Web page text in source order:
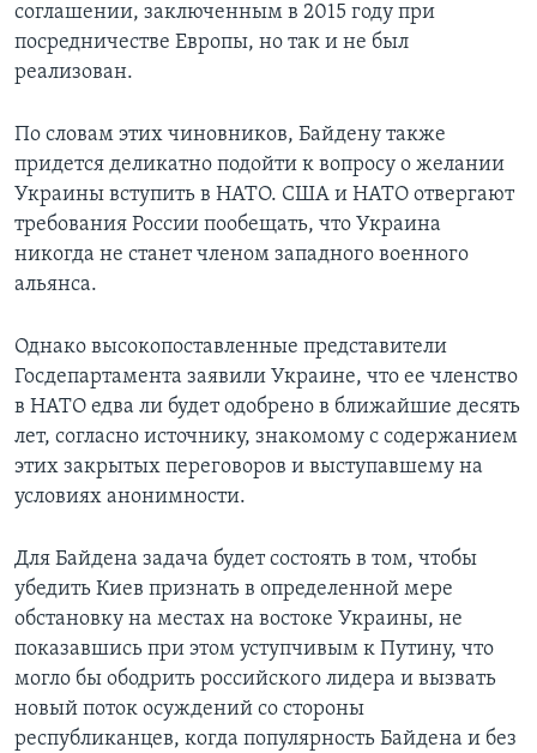
соглашении, заключенным в 2015 году при
посредничестве Европы, но так и не был
реализован.
По словам этих чиновников, Байдену также
придется деликатно подойти к вопросу о желании
Украины вступить в НАТО. США и НАТО отвергают
требования России пообещать, что Украина
никогда не станет членом западного военного
альянса.
Однако высокопоставленные представители
Госдепартамента заявили Украине, что ее членство
в НАТО едва ли будет одобрено в ближайшие десять
лет, согласно источнику, знакомому с содержанием
этих закрытых переговоров и выступавшему на
условиях анонимности.
Для Байдена задача будет состоять в том, чтобы
убедить Киев признать в определенной мере
обстановку на местах на востоке Украины, не
показавшись при этом уступчивым к Путину, что
могло бы ободрить российского лидера и вызвать
новый поток осуждений со стороны
республиканцев, когда популярность Байдена и без